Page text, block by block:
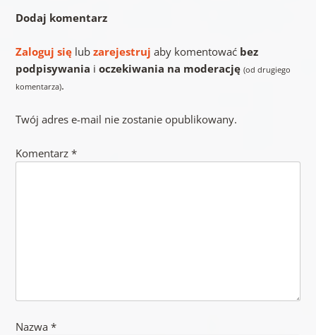
Dodaj komentarz
Zaloguj sięlub zarejestruj aby komentować bez
podpisywania i oczekiwania na moderację (od drugiego
komentarza).
Twój adres e-mail nie zostanie opublikowany.
Komentarz *
Nazwa *